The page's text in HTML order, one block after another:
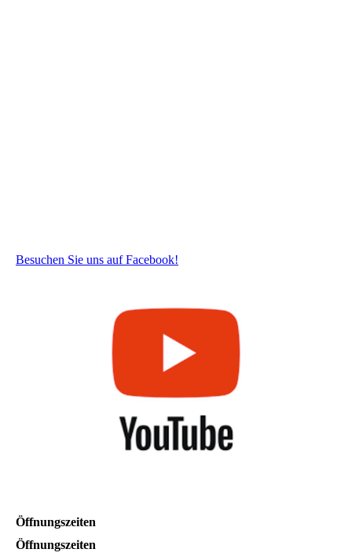
Besuchen Sie uns auf Facebook!
Öffnungszeiten
Öffnungszeiten